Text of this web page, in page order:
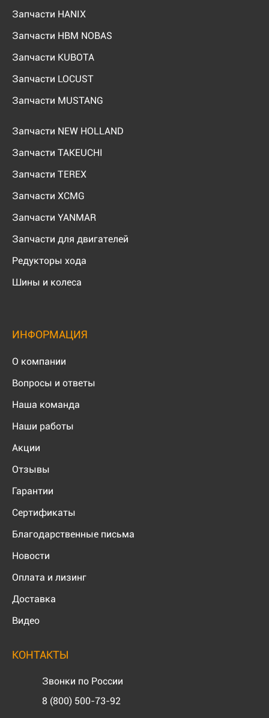
Запчасти HANIX
Запчасти HBM NOBAS
Запчасти KUBOTA
Запчасти LOCUST
Запчасти MUSTANG
Запчасти NEW HOLLAND
Запчасти TAKEUCHI
Запчасти TEREX
Запчасти XCMG
Запчасти YANMAR
Запчасти для двигателей
Редукторы хода
Шины и колеса
ИНФОРМАЦИЯ
О компании
Вопросы и ответы
Наша команда
Наши работы
Акции
Отзывы
Гарантии
Сертификаты
Благодарственные письма
Новости
Оплата и лизинг
Доставка
Видео
КОНТАКТЫ
Звонки по России
8 (800) 500-73-92